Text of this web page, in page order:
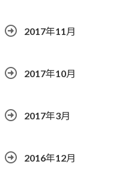
2017年11月
2017年10月
2017年3月
2016年12月